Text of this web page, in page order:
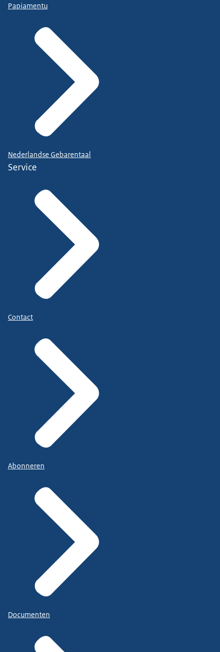
Papiamentu
Nederlandse Gebarentaal
Service
Contact
Abonneren
Documenten